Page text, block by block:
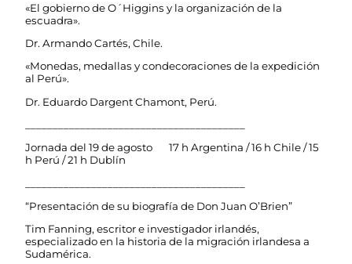
«El gobierno de O´Higgins y la organización de la
escuadra».
Dr. Armando Cartés, Chile.
«Monedas, medallas y condecoraciones de la expedición
al Perú».
Dr. Eduardo Dargent Chamont, Perú.
Jornada del 19 de agosto 17 h Argentina / 16 h Chile / 15
h Perú / 21 h Dublín
“Presentación de su biografía de Don Juan O’Brien”
Tim Fanning, escritor e investigador irlandés,
especializado en la historia de la migración irlandesa a
Sudamérica.